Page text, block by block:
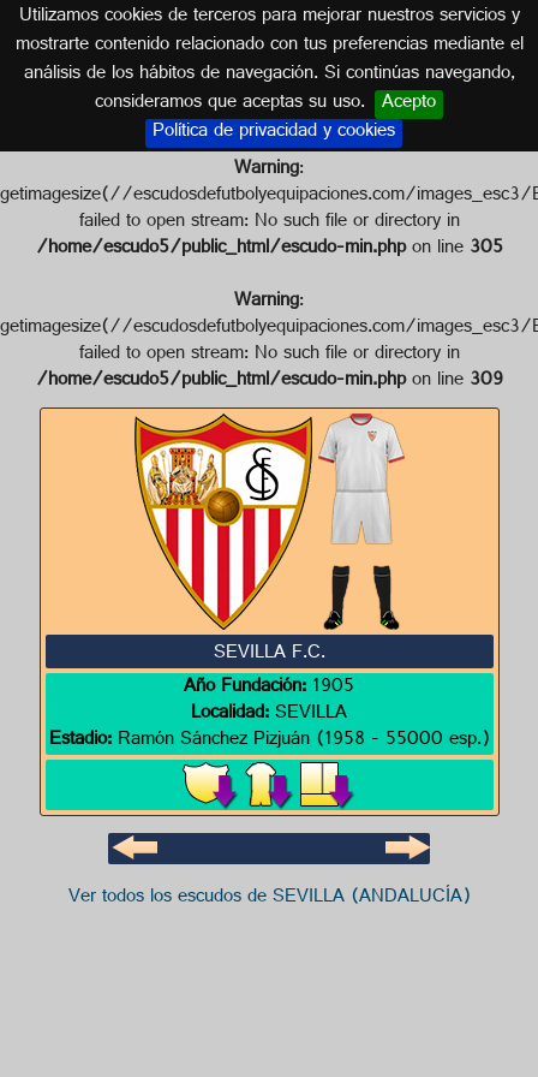
Utilizamos cookies de terceros para mejorar nuestros servicios y
mostrarte contenido relacionado con tus preferencias mediante el
análisis de los hábitos de navegación. Si continúas navegando,
consideramos que aceptas su uso. Acepto
Política de privacidad y cookies
Escudo de SEVILLA F.C.
SEVILLA (ANDALUCÍA)
Warning:
getimagesize(//escudosdefutbolyequipaciones.com/
failed to open stream: No such file or directory in
/home/escudo5/public_html/escudo-min.phpon line305
Warning:
getimagesize(//escudosdefutbolyequipaciones.com/
failed to open stream: No such file or directory in
/home/escudo5/public_html/escudo-min.phpon line309
SEVILLA F.C.
Año Fundación:1905
Localidad:SEVILLA
Estadio:Ramón Sánchez Pizjuán (1958 - 55000 esp.)
Ver todos los escudos de SEVILLA (ANDALUCÍA)